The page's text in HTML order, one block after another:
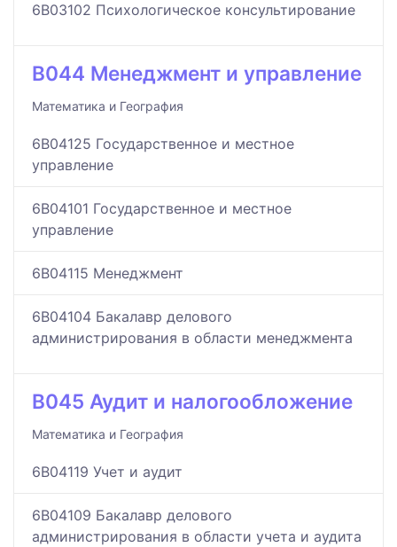
6B03102 Психологическое консультирование
B044 Менеджмент и управление
Математика и География
6B04125 Государственное и местное
управление
6B04101 Государственное и местное
управление
6B04115 Менеджмент
6B04104 Бакалавр делового
администрирования в области менеджмента
B045 Аудит и налогообложение
Математика и География
6B04119 Учет и аудит
6B04109 Бакалавр делового
администрирования в области учета и аудита